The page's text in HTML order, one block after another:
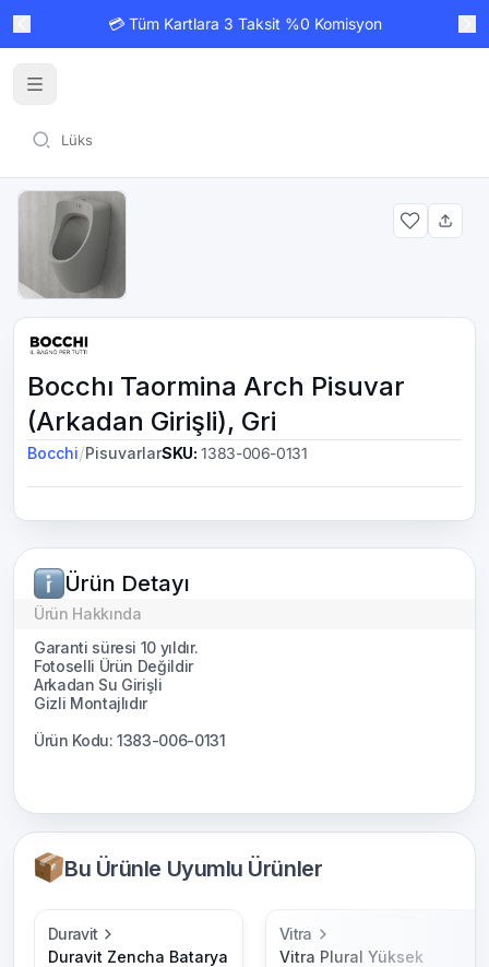
💳 Tüm Kartlara 3 Taksit %0 Komisyon
Bocchı Taormina Arch Pisuvar
(Arkadan Girişli), Gri
Bocchi/PisuvarlarSKU: 1383-006-0131
Bu Ürünle Uyumlu Ürünler
Duravit
Duravit Zencha Batarya
Vitra
Vitra Plural Yüksek
Ürün Detayı
Ürün Hakkında
Garanti süresi 10 yıldır.
Fotoselli Ürün Değildir
Arkadan Su Girişli
Gizli Montajlıdır
Ürün Kodu: 1383-006-0131